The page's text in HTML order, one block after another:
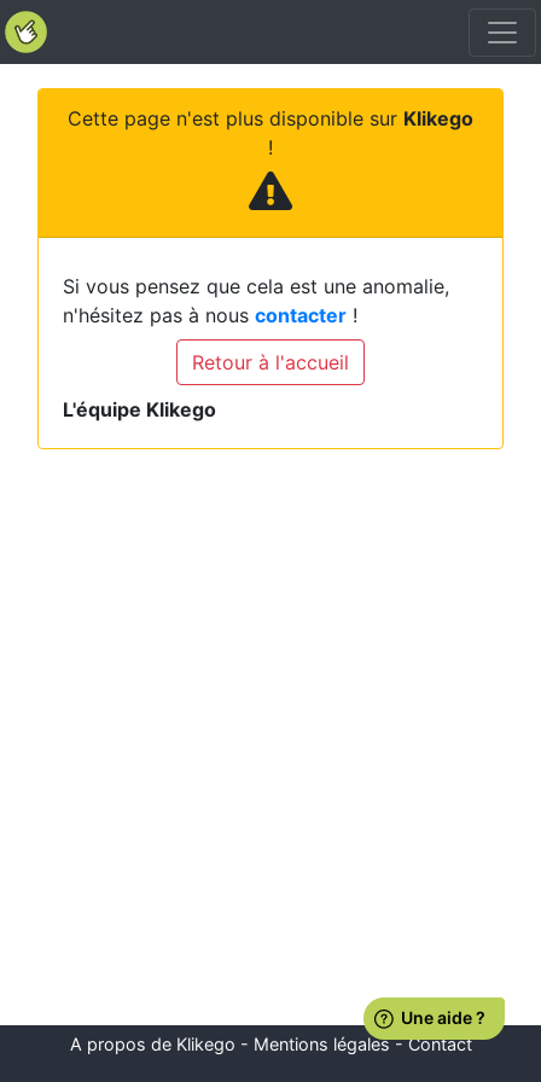
Cette page n'est plus disponible sur Klikego
!
Si vous pensez que cela est une anomalie,
n'hésitez pas à nous contacter !
Retour à l'accueil
L'équipe Klikego
A propos de Klikego - Mentions légales-Contact